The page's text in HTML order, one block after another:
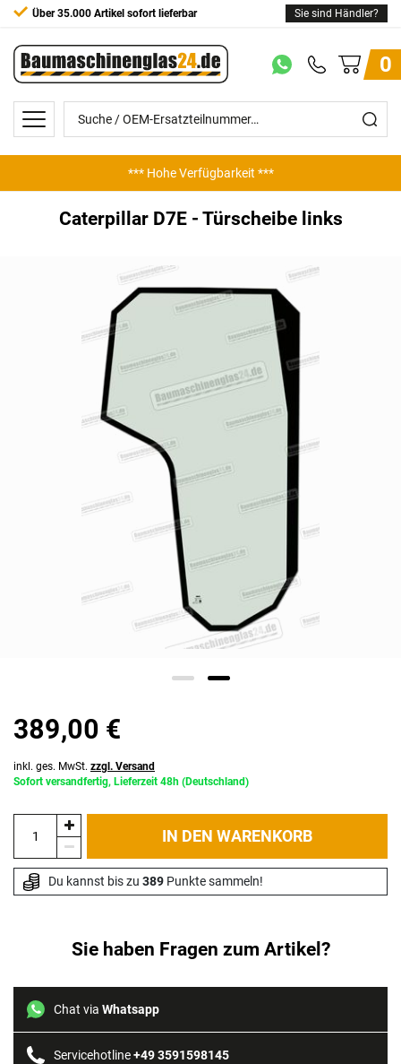
Über 35.000 Artikel sofort lieferbar Sie sind Händler?
0
*** Hohe Verfügbarkeit ***
*** Günstige Preise ***
Caterpillar D7E - Türscheibe links
389,00 €
inkl. ges. MwSt. zzgl. Versand
Sofort versandfertig, Lieferzeit 48h (Deutschland)
IN DEN WARENKORB
Du kannst bis zu 389 Punkte sammeln!
Sie haben Fragen zum Artikel?
Chat via Whatsapp
Servicehotline+49 3591598145